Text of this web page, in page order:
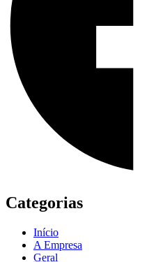
Categorias
Início
A Empresa
Geral